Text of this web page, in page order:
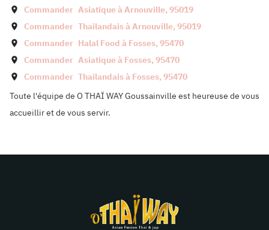
Commander Asiatique àArnouville,95019
Commander Thailandais àArnouville,95019
Commander Halal Food à Fosses,95470
Commander Asiatique à Fosses,95470
Commander Thailandais à Fosses,95470
Toute l'équipe de O THAÏ WAY Goussainville est heureuse de vous
accueillir et de vous servir.